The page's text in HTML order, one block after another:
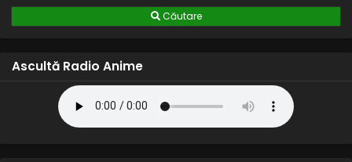
Căutare
Ascultă Radio Anime